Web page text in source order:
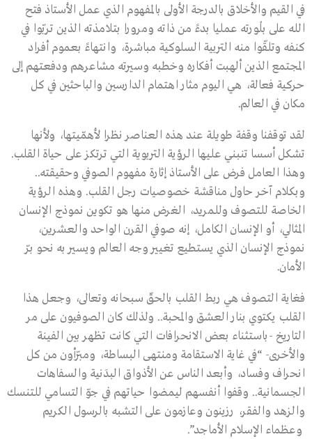
في القيم والأخلاق بالدرجة الأولى بالمفهوم الذي عمل الأستاذ فتح
الله على بلْورته عمليا بدءً من ذاته ومرورا بتلامذته الذين تربّوا في
كنفه وتلقّوا منه التربية السلوكية مباشرة، وانتهاءً بعموم أفراد
المجتمع الذين ألهبت أفكاره وخطبه وسيرته مشاعرهم ودفعتهم إلى
حركية فعالة، هي اليوم مثار اهتمام الدارسين والباحثين في كل
مكان في العالم.
لقد توقفنا وقفة طويلة عند هذه العناصر نظرا لأهمّيتها، ولأنها
تشكل أسسا تنبني عليها الرؤية التربوية التي ترتكز على حياة القلب.
وهذا العامل فرض على الأستاذ إثارة مفهوم الصوفي وحقيقته..
وبكلام آخر حاول مناقشة خصوصيات رجل القلب. وهذه الرؤية
الخاصة للتصوف وللمريد، الغرض منها هو تكوين نموذج الإنسان
المثالي، أو الإنسان الكامل، إنه صوفي القرن الواحد والعشرين،
نموذج الإنسان الذي يستطيع تغيير وجه العالم ويسير به نحو برّ
الأمان.
فغاية التصوف هي ربط القلب بالحقّ سبحانه وتعالى، وجعل هذا
القلب يكتوي بنار العشق والمحبة.. ولذلك كان الصوفيون على مر
التاريخ -باستثناء بعض الانحرافات التي كانت تظهر بين الفينة
والأخرى- “في غاية الاستقامة ومنتهى البساطة، ومبرّأون من كل
انحراف وفساد، وأبعد الناس عن الأذواق البدَنية والسفاهات
الجسمانية.. وقفوا أنفسهم ليمضوا حياتهم في جوّ التسامي للتنسك
والزهد والفقر، رزينون وعازمون على التشبه بالرسول الكريم
وعظماء الإسلام الأماجد”.